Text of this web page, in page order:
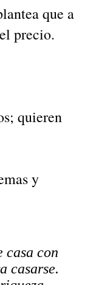
que a
precio.
quieren
y
casa con
casarse.